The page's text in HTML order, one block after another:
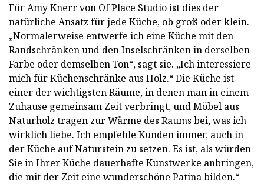
Für Amy Knerr von Of Place Studio ist dies der
natürliche Ansatz für jede Küche, ob groß oder klein.
„Normalerweise entwerfe ich eine Küche mit den
Randschränken und den Inselschränken in derselben
Farbe oder demselben Ton“, sagt sie. „Ich interessiere
mich für Küchenschränke aus Holz.“ Die Küche ist
einer der wichtigsten Räume, in denen man in einem
Zuhause gemeinsam Zeit verbringt, und Möbel aus
Naturholz tragen zur Wärme des Raums bei, was ich
wirklich liebe. Ich empfehle Kunden immer, auch in
der Küche auf Naturstein zu setzen. Es ist, als würden
Sie in Ihrer Küche dauerhafte Kunstwerke anbringen,
die mit der Zeit eine wunderschöne Patina bilden.“